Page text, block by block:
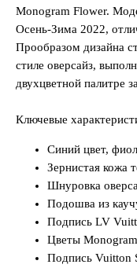
Monogram Flower.
Осень-Зима 2022,
Прообразом дизайна
стиле оверсайз,
двухцветной палитре
Ключевые
Синий цвет,
Зернистая кожа
Шнуровка
Подошва из
Подпись LV
Цветы
Подпись Vuitton